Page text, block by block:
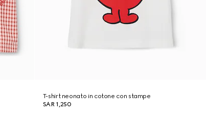
T-shirt neonato in cotone con stampe
SAR 1,250